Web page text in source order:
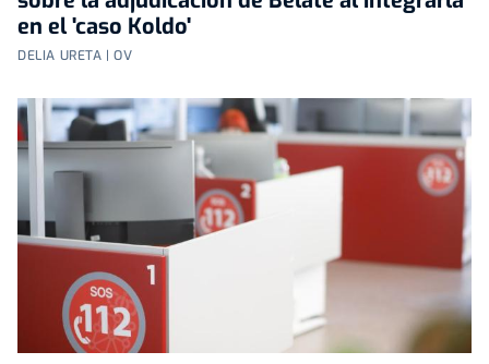
en el 'caso Koldo'
DELIA URETA | OV